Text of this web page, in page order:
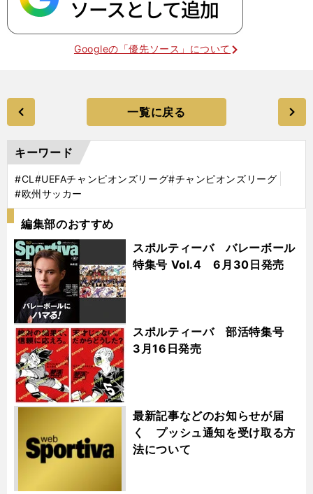
Googleの「優先ソース」について
一覧に戻る
キーワード
#CL #UEFAチャンピオンズリーグ#チャンピオンズリーグ
#欧州サッカー
編集部のおすすめ
スポルティーバ バレーボール
特集号 Vol.4 6月30日発売
スポルティーバ 部活特集号
3月16日発売
最新記事などのお知らせが届
く プッシュ通知を受け取る方
法について